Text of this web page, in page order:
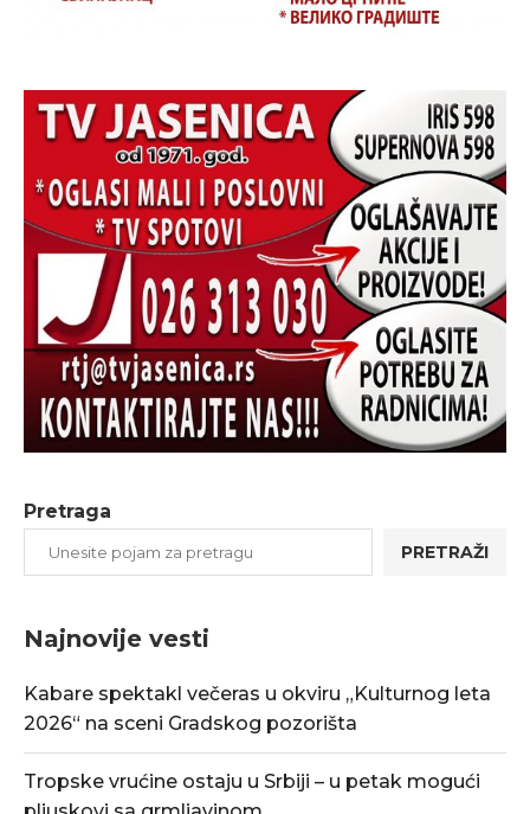
Pretraga
PRETRAŽI
Najnovije vesti
Kabare spektakl večeras u okviru „Kulturnog leta
2026“ na sceni Gradskog pozorišta
Tropske vrućine ostaju u Srbiji – u petak mogući